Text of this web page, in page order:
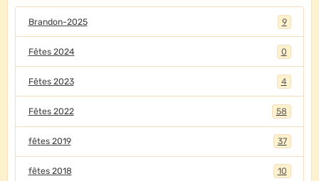
Brandon-2025 9
Fêtes 2024 0
Fêtes 2023 4
Fêtes 2022 58
fêtes 2019 37
fêtes 2018 10